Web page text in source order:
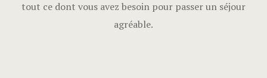
tout ce dont vous avez besoin pour passer un séjour
agréable.